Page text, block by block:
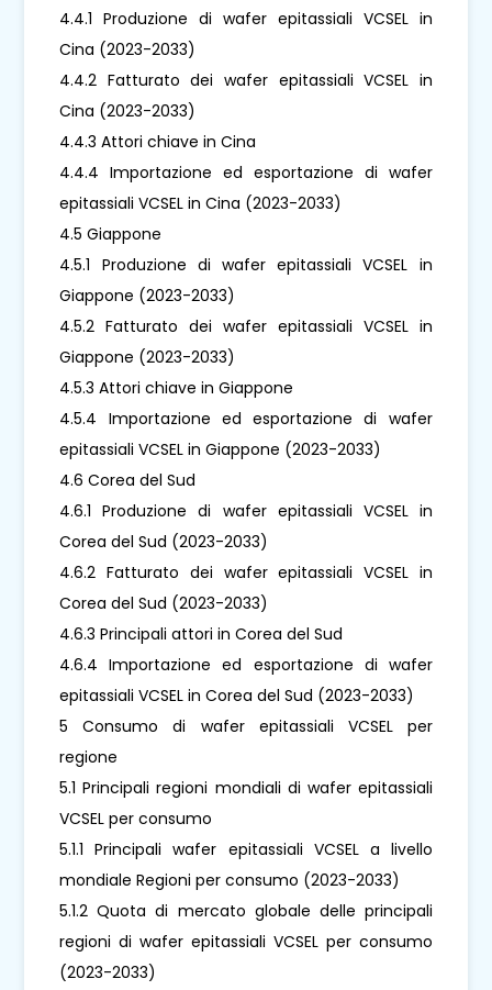
4.4.1 Produzione di wafer epitassiali VCSEL in
Cina (2023-2033)
4.4.2 Fatturato dei wafer epitassiali VCSEL in
Cina (2023-2033)
4.4.3 Attori chiave in Cina
4.4.4 Importazione ed esportazione di wafer
epitassiali VCSEL in Cina (2023-2033)
4.5 Giappone
4.5.1 Produzione di wafer epitassiali VCSEL in
Giappone (2023-2033)
4.5.2 Fatturato dei wafer epitassiali VCSEL in
Giappone (2023-2033)
4.5.3 Attori chiave in Giappone
4.5.4 Importazione ed esportazione di wafer
epitassiali VCSEL in Giappone (2023-2033)
4.6 Corea del Sud
4.6.1 Produzione di wafer epitassiali VCSEL in
Corea del Sud (2023-2033)
4.6.2 Fatturato dei wafer epitassiali VCSEL in
Corea del Sud (2023-2033)
4.6.3 Principali attori in Corea del Sud
4.6.4 Importazione ed esportazione di wafer
epitassiali VCSEL in Corea del Sud (2023-2033)
5 Consumo di wafer epitassiali VCSEL per
regione
5.1 Principali regioni mondiali di wafer epitassiali
VCSEL per consumo
5.1.1 Principali wafer epitassiali VCSEL a livello
mondiale Regioni per consumo (2023-2033)
5.1.2 Quota di mercato globale delle principali
regioni di wafer epitassiali VCSEL per consumo
(2023-2033)